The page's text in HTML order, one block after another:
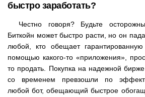
быстро заработать?
Честно говоря? Будьте
Биткойн может быстро расти, но он
любой, кто обещает
помощью какого-то «приложения»,
то продать. Покупка на надежной
со временем превзошли по
любой бот, обещающий быстрое